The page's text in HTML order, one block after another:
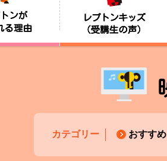
カテゴリー おすすめ